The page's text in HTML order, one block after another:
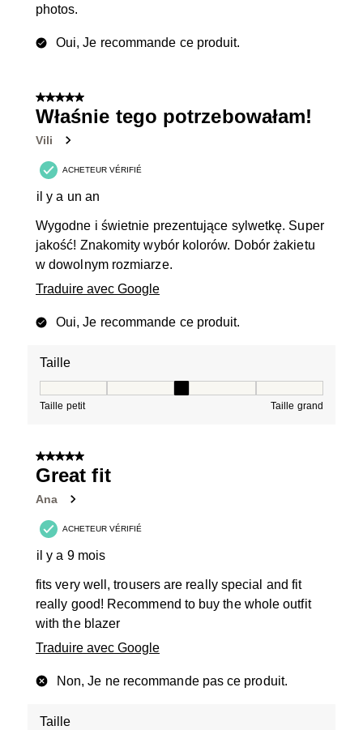
photos.
Oui, Je recommande ce produit.
5 sur 5 étoiles.
Właśnie tego potrzebowałam!
Vili
ACHETEUR VÉRIFIÉ
il y a un an
Wygodne i świetnie prezentujące sylwetkę. Super
jakość! Znakomity wybór kolorów. Dobór żakietu
w dowolnym rozmiarze.
Traduire avec Google
Oui, Je recommande ce produit.
Taille
Taille petit Taille grand
5 sur 5 étoiles.
Great fit
Ana
ACHETEUR VÉRIFIÉ
il y a 9 mois
fits very well, trousers are really special and fit
really good! Recommend to buy the whole outfit
with the blazer
Traduire avec Google
Non, Je ne recommande pas ce produit.
Taille